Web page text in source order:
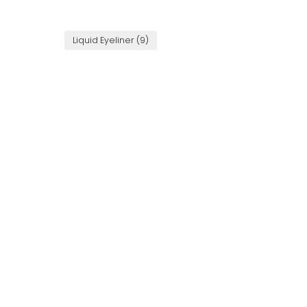
Liquid Eyeliner (9)